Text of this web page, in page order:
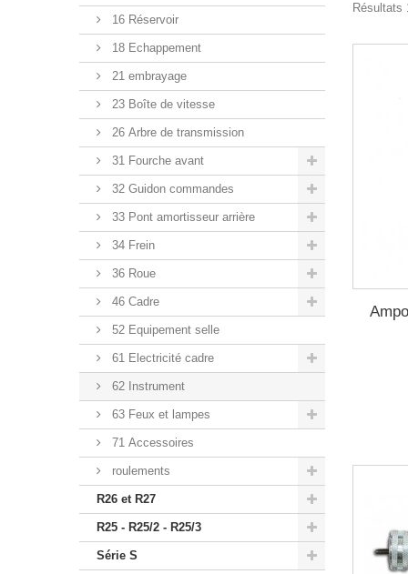
16 Réservoir
18 Echappement
21 embrayage
23 Boîte de vitesse
26 Arbre de transmission
31 Fourche avant
32 Guidon commandes
33 Pont amortisseur arrière
34 Frein
36 Roue
46 Cadre
52 Equipement selle
61 Electricité cadre
62 Instrument
63 Feux et lampes
71 Accessoires
roulements
R26 et R27
R25 - R25/2 - R25/3
Série S
Résultats